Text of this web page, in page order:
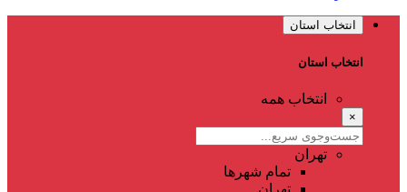
انتخاب استان
انتخاب استان
انتخاب همه
×
تهران
تمام شهر‌ها
تهران